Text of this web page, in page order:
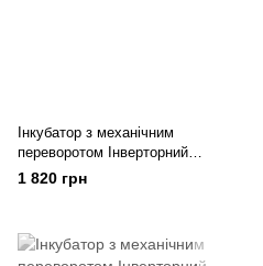
Інкубатор з механічним
переворотом Інверторний
1 820 грн